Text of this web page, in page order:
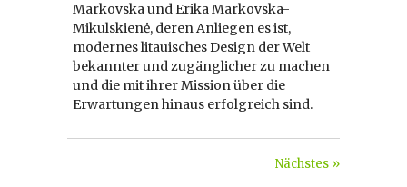
Markovska und Erika Markovska-
Mikulskienė, deren Anliegen es ist,
modernes litauisches Design der Welt
bekannter und zugänglicher zu machen
und die mit ihrer Mission über die
Erwartungen hinaus erfolgreich sind.
Nächstes »